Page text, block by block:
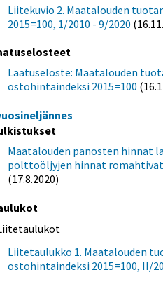
Liitekuvio 2. Maatalouden
2015=100, 1/2010 - 9/2020
Laatuseloste: Maatalouden
ostohintaindeksi 2015=100
Maatalouden panosten hinnat
polttoöljyjen hinnat romahtivat
(17.8.2020)
Liitetaulukko 1. Maatalouden
ostohintaindeksi 2015=100, II/